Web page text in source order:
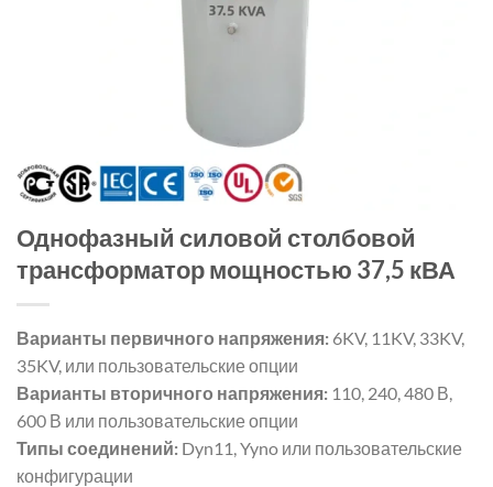
Однофазный силовой столбовой
трансформатор мощностью 37,5 кВА
Варианты первичного напряжения: 6KV, 11KV, 33KV,
35KV, или пользовательские опции
Варианты вторичного напряжения: 110, 240, 480 В,
600 В или пользовательские опции
Типы соединений: Dyn11, Yyno или пользовательские
конфигурации